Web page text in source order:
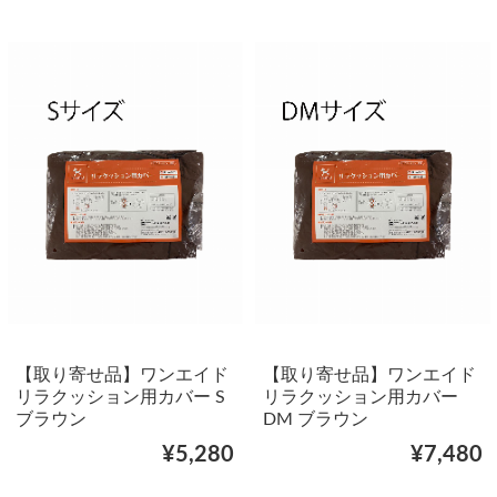
【取り寄せ品】ワンエイド
リラクッション用カバー S
ブラウン
¥5,280
【取り寄せ品】ワンエイド
リラクッション用カバー
DM ブラウン
¥7,480